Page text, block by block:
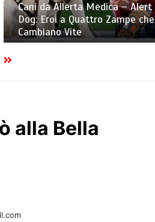
Cani da Allerta Medica – Alert
Dog: Eroi a Quattro Zampe che
Cambiano Vite
alla Bella